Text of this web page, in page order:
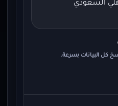
كل البيانات بسرعة.